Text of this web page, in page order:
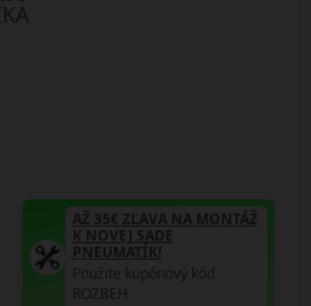
AŽ 35€ ZĽAVA NA MONTÁŽ
K NOVEJ SADE
PNEUMATÍK!
Použite kupónový kód
ROZBEH